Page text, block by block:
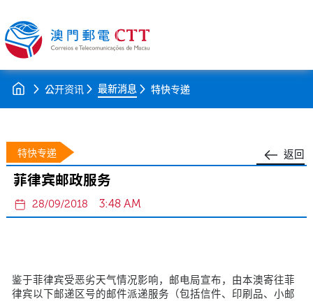
公开资讯 最新消息 特快专递
返回
特快专递
菲律宾邮政服务
28/09/2018 3:48 AM
鉴于菲律宾受恶劣天气情况影响，邮电局宣布，由本澳寄往菲
律宾以下邮递区号的邮件派递服务（包括信件、印刷品、小邮